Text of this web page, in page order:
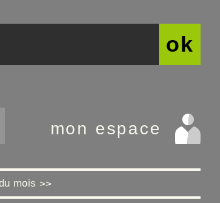
ok
mon espace
mois >>